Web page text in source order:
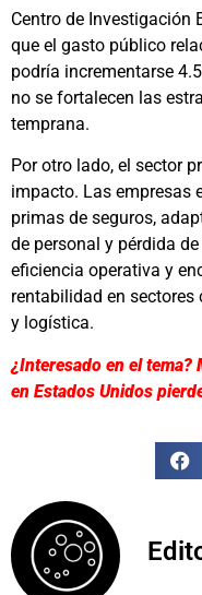
Centro de Investigación
que el gasto público
podría incrementarse
no se fortalecen las
temprana.
Por otro lado, el sector
impacto. Las empresas
primas de seguros,
de personal y pérdida
eficiencia operativa y
rentabilidad en
y logística.
¿Interesado en el tema?
en Estados Unidos